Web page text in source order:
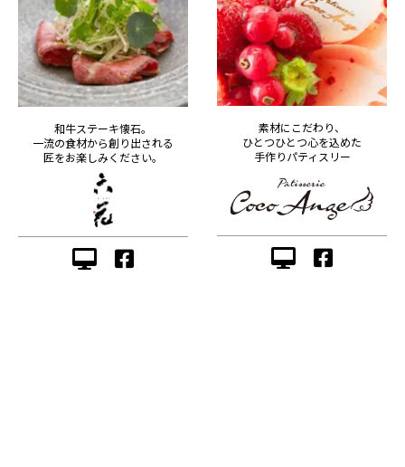
和牛ステーキ懐石。
一流の食材から創り出される
匠をお楽しみください。
素材にこだわり、
ひとつひとつ心を込めた
手作りパティスリー